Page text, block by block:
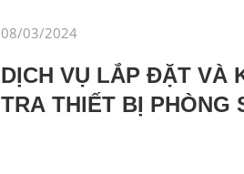
08/03/2024
DỊCH VỤ LẮP ĐẶT VÀ
TRA THIẾT BỊ PHÒNG